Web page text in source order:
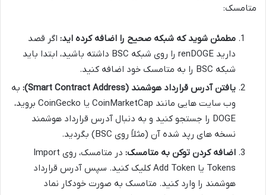
متامسک:
مطمئن شوید که شبکه صحیح را اضافه کرده اید: اگر قصد
دارید renDOGE را روی شبکه BSC داشته باشید، ابتدا باید
شبکه BSC را به متامسک خود اضافه کنید.
یافتن آدرس قرارداد هوشمند (Smart Contract Address):
به
وب سایت هایی مانند CoinMarketCap یا CoinGecko بروید،
DOGE را جستجو کنید و به دنبال آدرس قرارداد هوشمند
نسخه های رپد شده آن (مثلاً روی BSC) بگردید.
اضافه کردن توکن به متامسک:
در متامسک، روی Import
Tokens یا Add Token کلیک کنید. سپس آدرس قرارداد
هوشمند را وارد کنید. متامسک به صورت خودکار نماد